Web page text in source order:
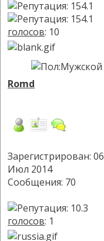
голосов: 10
Romd
Зарегистрирован: 06
Июл 2014
Сообщения: 70
голосов: 1